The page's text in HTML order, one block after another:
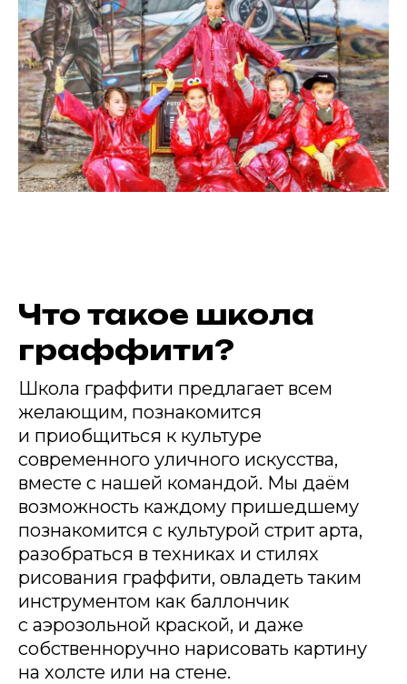
Что такое школа
граффити?
Школа граффити предлагает всем
желающим, познакомится
и приобщиться к культуре
современного уличного искусства,
вместе с нашей командой. Мы даём
возможность каждому пришедшему
познакомится с культурой стрит арта,
разобраться в техниках и стилях
рисования граффити, овладеть таким
инструментом как баллончик
с аэрозольной краской, и даже
собственноручно нарисовать картину
на холсте или на стене.